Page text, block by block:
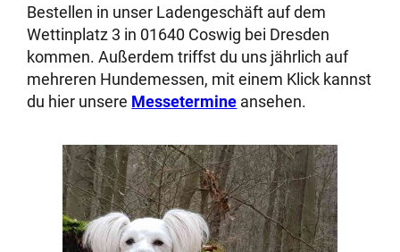
Bestellen in unser Ladengeschäft auf dem
Wettinplatz 3 in 01640 Coswig bei Dresden
kommen. Außerdem triffst du uns jährlich auf
mehreren Hundemessen, mit einem Klick kannst
du hier unsere Messetermine ansehen.